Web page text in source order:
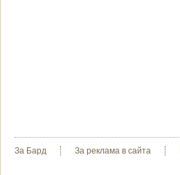
За Бард За реклама в сайта